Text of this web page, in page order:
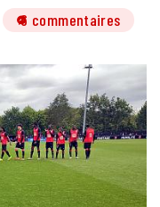
6 commentaires